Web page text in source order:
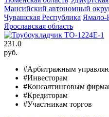
Мансийский автономный
Чувашская Республика Ямало-
Ярославская область
231.0
руб.
#Арбитражным
#Инвесторам
#Консалтинговым
#Кредиторам
#Участникам торгов